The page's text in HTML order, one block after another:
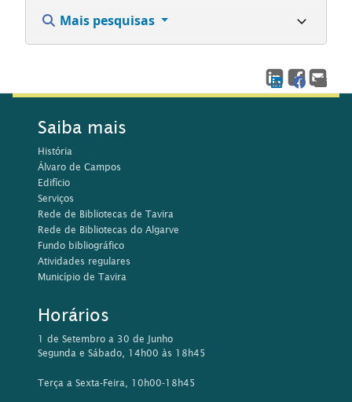
Mais pesquisas
Saiba mais
História
Álvaro de Campos
Edifício
Serviços
Rede de Bibliotecas de Tavira
Rede de Bibliotecas do Algarve
Fundo bibliográfico
Atividades regulares
Município de Tavira
Horários
1 de Setembro a 30 de Junho
Segunda e Sábado, 14h00 às 18h45
Terça a Sexta-Feira, 10h00-18h45